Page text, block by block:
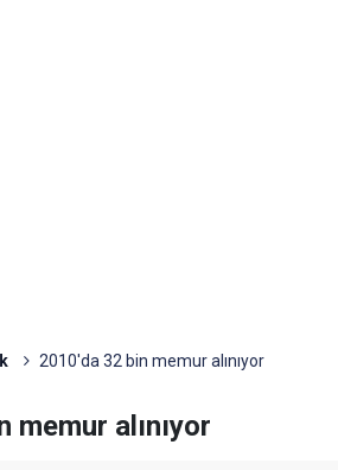
2010'da 32 bin memur alınıyor
memur alınıyor